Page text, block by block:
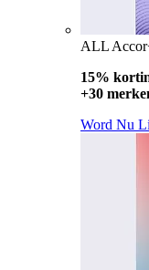
ALL
15%
+30
Word Nu